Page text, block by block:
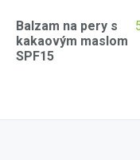
Balzam na pery s
kakaovým maslom
SPF15